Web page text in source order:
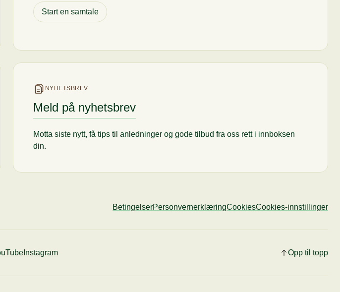
Start en samtale
NYHETSBREV
Meld på nyhetsbrev
Motta siste nytt, få tips til anledninger og gode tilbud fra oss rett i innboksen
din.
BetingelserPersonvernerklæringCookiesCookies-innstillinger
Instagram Opp til topp